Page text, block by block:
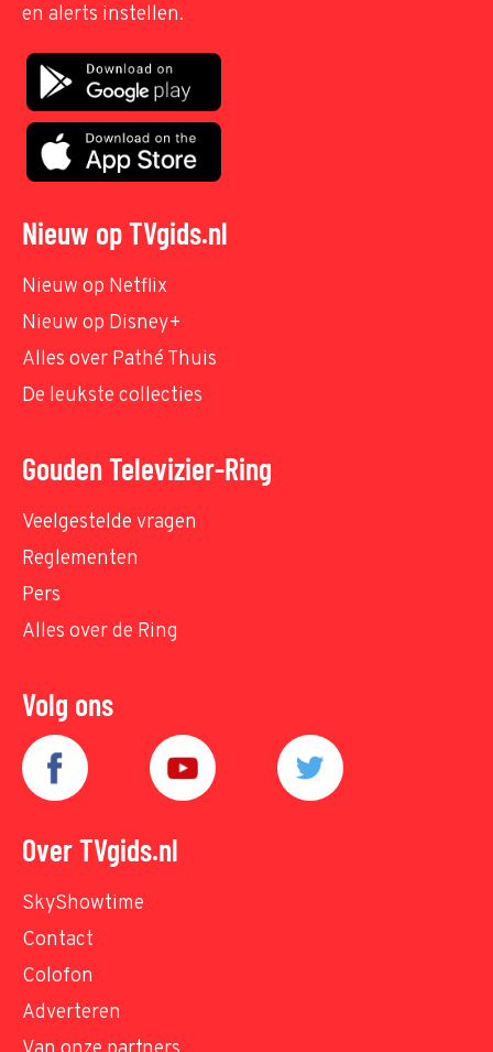
en alerts instellen.
Nieuw op TVgids.nl
Nieuw op Netflix
Nieuw op Disney+
Alles over Pathé Thuis
De leukste collecties
Gouden Televizier-Ring
Veelgestelde vragen
Reglementen
Pers
Alles over de Ring
Volg ons
Over TVgids.nl
SkyShowtime
Contact
Colofon
Adverteren